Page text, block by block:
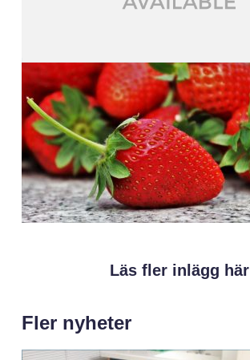
Läs fler inlägg här
Fler nyheter